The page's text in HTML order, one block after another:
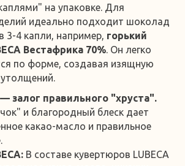
на упаковке. Для
идеально подходит шоколад
3-4 капли, например, горький
Вестафрика 70%. Он легко
по форме, создавая изящную
залог правильного "хруста".
и благородный блеск дает
какао-масло и правильное
В составе кувертюров LUBECA